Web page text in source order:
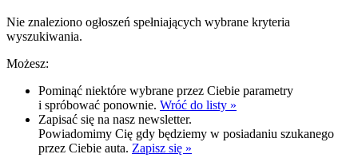
Nie znaleziono ogłoszeń spełniających wybrane kryteria
wyszukiwania.
Możesz:
Pominąć niektóre wybrane przez Ciebie parametry
i spróbować ponownie. Wróć do listy »
Zapisać się na nasz newsletter.
Powiadomimy Cię gdy będziemy w posiadaniu szukanego
przez Ciebie auta. Zapisz się »